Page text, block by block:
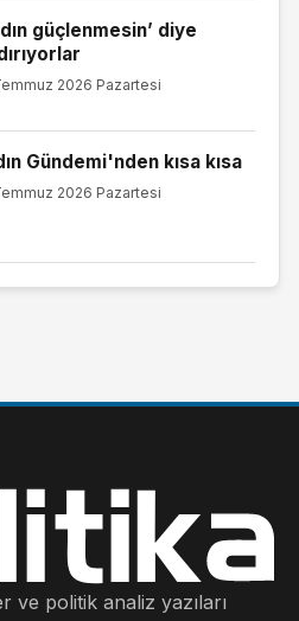
güçlenmesin’ diye
2026 Pazartesi
Gündemi'nden kısa kısa
2026 Pazartesi
ve politik analiz yazıları